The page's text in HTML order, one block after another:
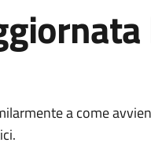
a come